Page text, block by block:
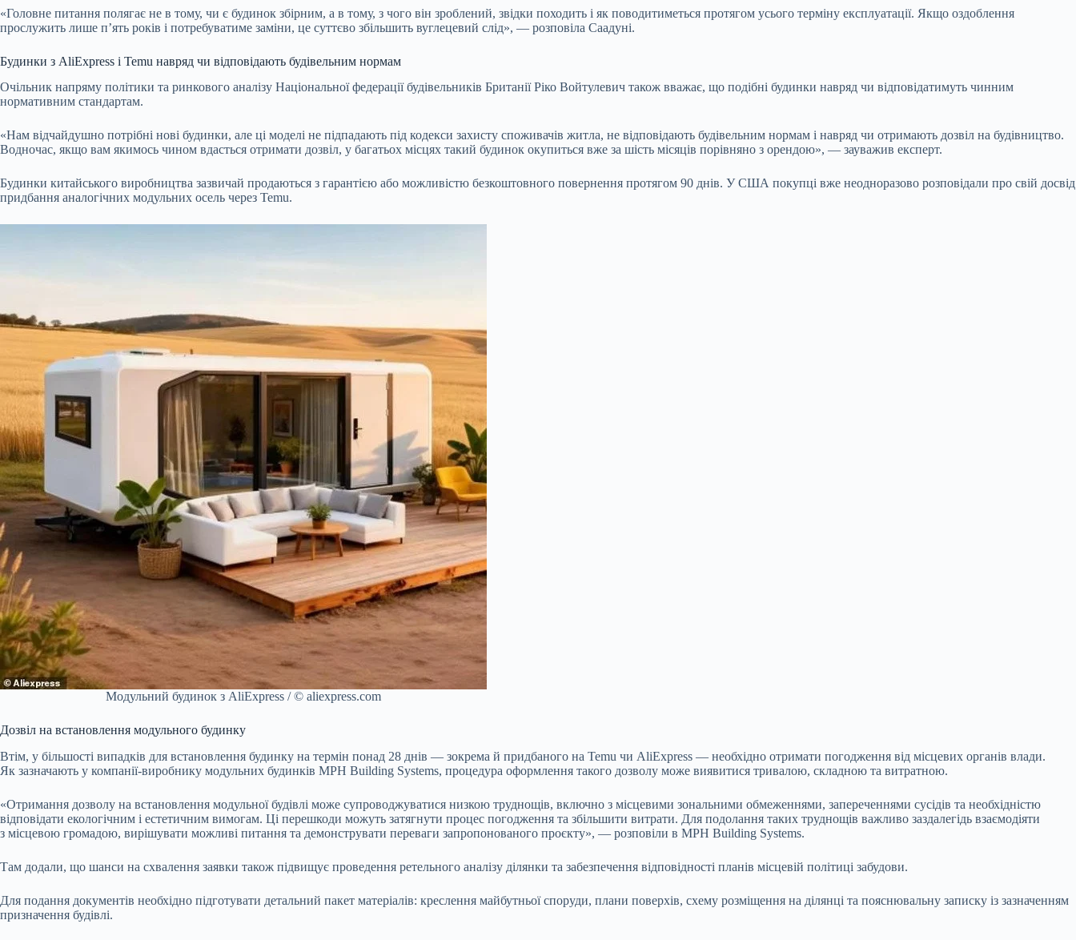
«Головне питання полягає не в тому, чи є будинок збірним, а в тому, з чого він зроблений, звідки походить і як поводитиметься протягом усього терміну експлуатації. Якщо оздоблення
прослужить лише п’ять років і потребуватиме заміни, це суттєво збільшить вуглецевий слід», — розповіла Саадуні.
Будинки з AliExpress і Temu навряд чи відповідають будівельним нормам
Очільник напряму політики та ринкового аналізу Національної федерації будівельників Британії Ріко Войтулевич також вважає, що подібні будинки навряд чи відповідатимуть чинним
нормативним стандартам.
«Нам відчайдушно потрібні нові будинки, але ці моделі не підпадають під кодекси захисту споживачів житла, не відповідають будівельним нормам і навряд чи отримають дозвіл на будівництво.
Водночас, якщо вам якимось чином вдасться отримати дозвіл, у багатьох місцях такий будинок окупиться вже за шість місяців порівняно з орендою», — зауважив експерт.
Будинки китайського виробництва зазвичай продаються з гарантією або можливістю безкоштовного повернення протягом 90 днів. У США покупці вже неодноразово розповідали про свій досвід
придбання аналогічних модульних осель через Temu.
Модульний будинок з AliExpress / © aliexpress.com
Дозвіл на встановлення модульного будинку
Втім, у більшості випадків для встановлення будинку на термін понад 28 днів — зокрема й придбаного на Temu чи AliExpress — необхідно отримати погодження від місцевих органів влади.
Як зазначають у компанії-виробнику модульних будинків MPH Building Systems, процедура оформлення такого дозволу може виявитися тривалою, складною та витратною.
«Отримання дозволу на встановлення модульної будівлі може супроводжуватися низкою труднощів, включно з місцевими зональними обмеженнями, запереченнями сусідів та необхідністю
відповідати екологічним і естетичним вимогам. Ці перешкоди можуть затягнути процес погодження та збільшити витрати. Для подолання таких труднощів важливо заздалегідь взаємодіяти
з місцевою громадою, вирішувати можливі питання та демонструвати переваги запропонованого проєкту», — розповіли в MPH Building Systems.
Там додали, що шанси на схвалення заявки також підвищує проведення ретельного аналізу ділянки та забезпечення відповідності планів місцевій політиці забудови.
Для подання документів необхідно підготувати детальний пакет матеріалів: креслення майбутньої споруди, плани поверхів, схему розміщення на ділянці та пояснювальну записку із зазначенням
призначення будівлі.